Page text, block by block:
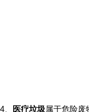
4、
医疗垃圾属于危险